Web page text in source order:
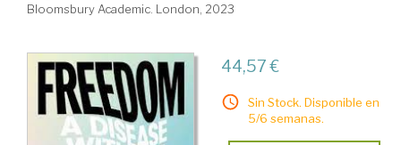
Bloomsbury Academic. London, 2023
44,57 €
Sin Stock. Disponible en
5/6 semanas.